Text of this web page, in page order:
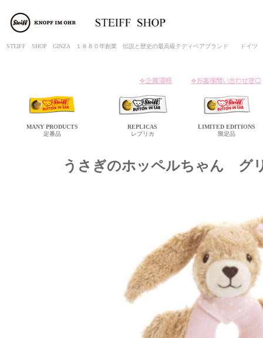
STEIFF SHOP GINZA １８８０年創業 伝説と歴史の最高級テディベアブランド ド
MANY PRODUCTS
定番品
REPLICAS
レプリカ
LIMITED EDITIONS
限定品
うさぎのホッペルちゃん